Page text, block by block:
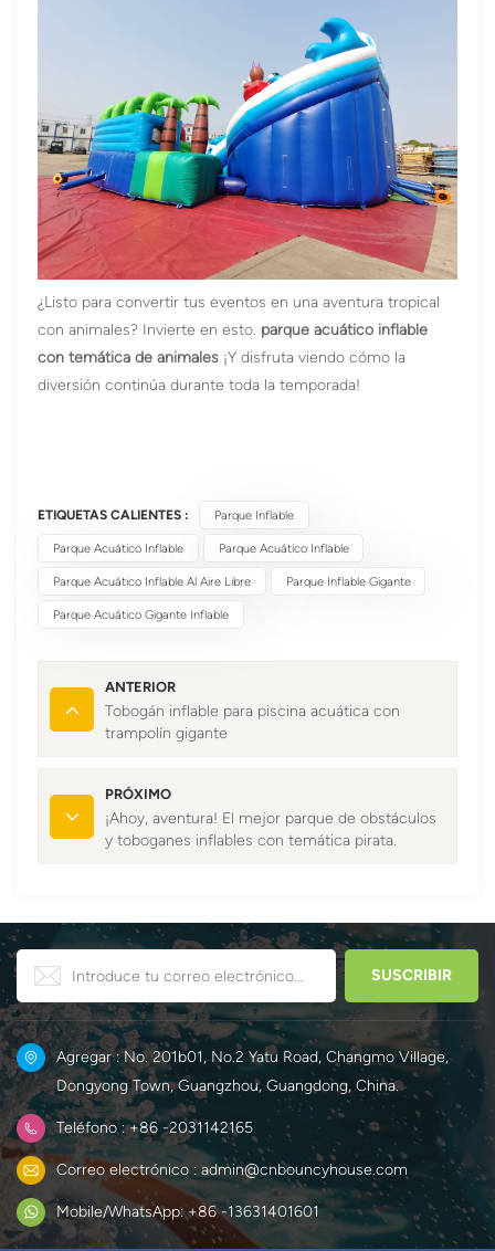
¿Listo para convertir tus eventos en una aventura tropical
con animales? Invierte en esto. parque acuático inflable
con temática de animales ¡Y disfruta viendo cómo la
diversión continúa durante toda la temporada!
ETIQUETAS CALIENTES : Parque Inflable
Parque Acuático Inflable Parque Acuático Inflable
Parque Acuático Inflable Al Aire Libre Parque Inflable Gigante
Parque Acuático Gigante Inflable
ANTERIOR
Tobogán inflable para piscina acuática con
trampolín gigante
PRÓXIMO
¡Ahoy, aventura! El mejor parque de obstáculos
y toboganes inflables con temática pirata.
Agregar : No. 201b01, No.2 Yatu Road, Changmo Village,
Dongyong Town, Guangzhou, Guangdong, China.
Teléfono : +86 -2031142165
Correo electrónico : admin@cnbouncyhouse.com
Mobile/WhatsApp: +86 -13631401601